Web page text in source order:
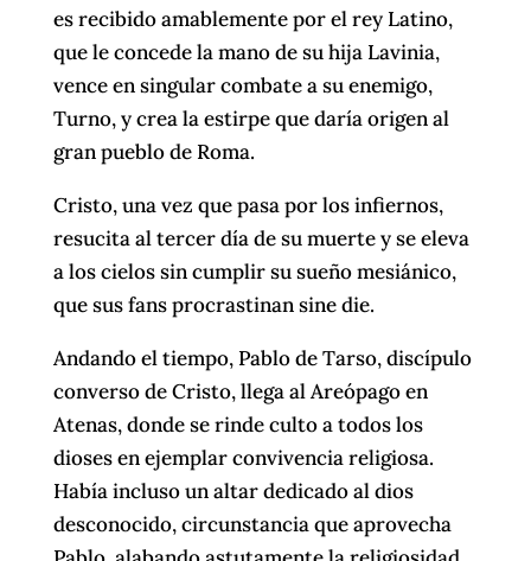
es recibido amablemente por el rey Latino,
que le concede la mano de su hija Lavinia,
vence en singular combate a su enemigo,
Turno, y crea la estirpe que daría origen al
gran pueblo de Roma.
Cristo, una vez que pasa por los infiernos,
resucita al tercer día de su muerte y se eleva
a los cielos sin cumplir su sueño mesiánico,
que sus fans procrastinan sine die.
Andando el tiempo, Pablo de Tarso, discípulo
converso de Cristo, llega al Areópago en
Atenas, donde se rinde culto a todos los
dioses en ejemplar convivencia religiosa.
Había incluso un altar dedicado al dios
desconocido, circunstancia que aprovecha